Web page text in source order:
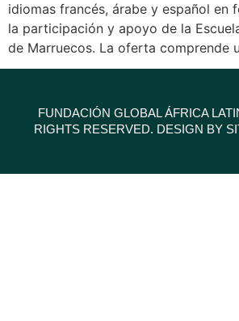
idiomas francés, árabe y español en
la participación y apoyo de la
de Marruecos. La oferta comprende
FUNDACIÓN GLOBAL ÁFRICA
RIGHTS RESERVED. DESIGN BY